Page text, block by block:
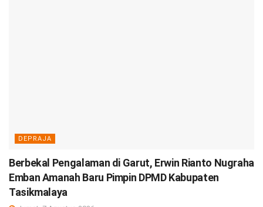
DEPRAJA
Berbekal Pengalaman di Garut, Erwin Rianto Nugraha
Emban Amanah Baru Pimpin DPMD Kabupaten
Tasikmalaya